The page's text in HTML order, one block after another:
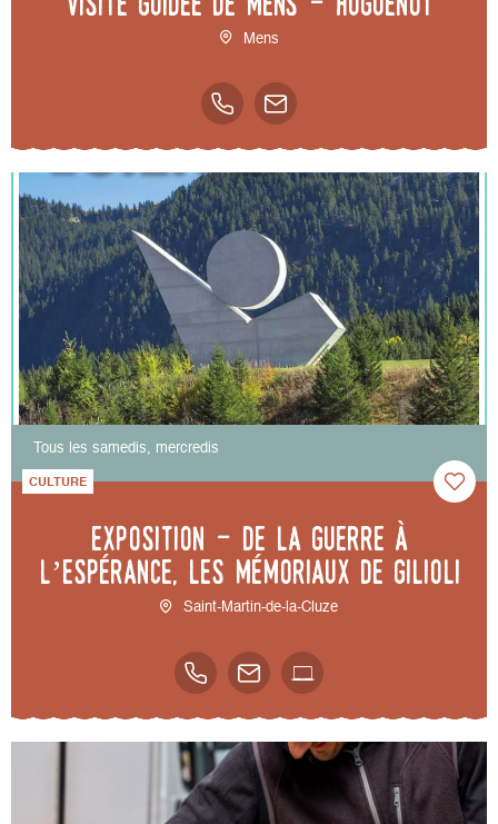
Mens
Tous les samedis, mercredis
CULTURE
Exposition - De la guerre à
l’espérance, les mémoriaux de Gilioli
Saint-Martin-de-la-Cluze